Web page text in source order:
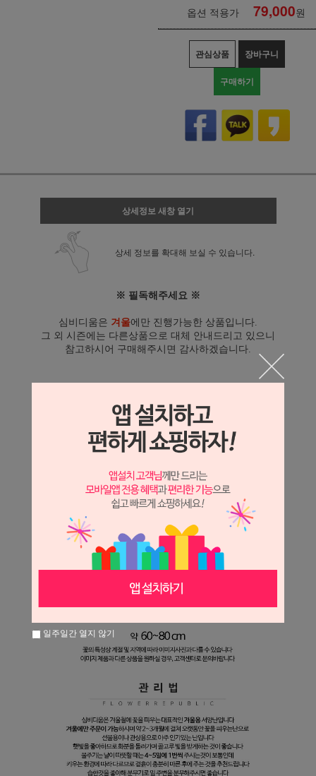
옵션 적용가 79,000원
관심상품 장바구니
구매하기
상세정보 새창 열기
상세 정보를 확대해 보실 수 있습니다.
※ 필독해주세요 ※
심비디움은 겨울에만 진행가능한 상품입니다.
그 외 시즌에는 다른상품으로 대체 안내드리고 있으니
참고하시어 구매해주시면 감사하겠습니다.
일주일간 열지 않기